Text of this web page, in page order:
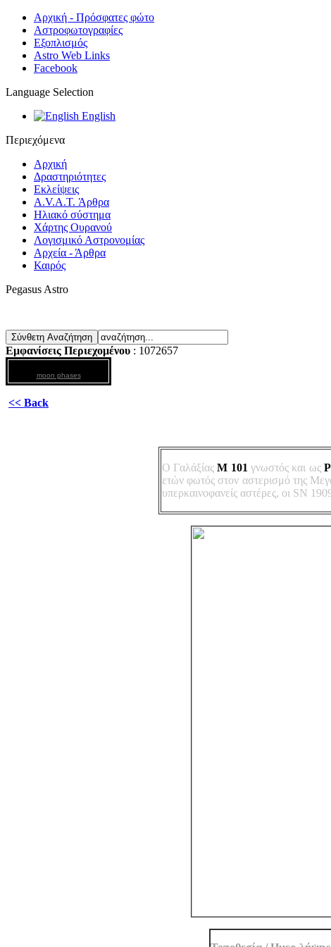
Αρχική - Πρόσφατες φώτο
Αστροφωτογραφίες
Εξοπλισμός
Astro Web Links
Facebook
Language Selection
English
Περιεχόμενα
Αρχική
Δραστηριότητες
Εκλείψεις
A.V.A.T. Άρθρα
Ηλιακό σύστημα
Χάρτης Ουρανού
Λογισμικό Αστρoνομίας
Αρχεία - Άρθρα
Καιρός
Pegasus Astro
Εμφανίσεις Περιεχομένου : 1072657
moon phases
<< Back
O Γαλάξίας M 101 γνωστός και ως
ετών φωτός στον αστερισμό της
υπερκαινοφανείς αστέρες, οι SN